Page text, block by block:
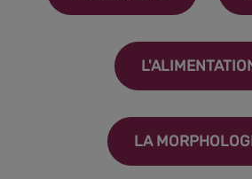
LA